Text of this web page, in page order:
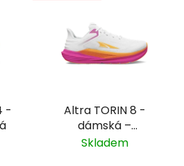
-
Altra TORIN 8 -
dámská –
bílá/růžová/oranžová
Skladem